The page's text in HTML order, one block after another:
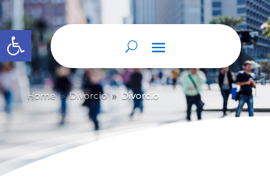
Abrir barra de herramientas
Home 9 Divorcio 9 Divorcio